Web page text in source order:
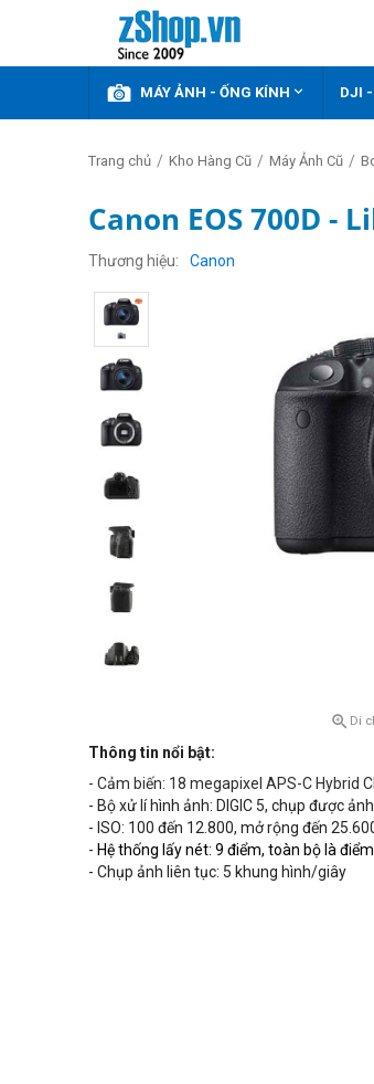
KHUYẾN MÃI
MÁY ẢNH - ỐNG KÍNH  DJI
Trang chủ / Kho Hàng Cũ / Máy Ảnh Cũ /
Canon EOS 700D -
Thương hiệu Canon
 Di
Thông tin nổi bật:
- Cảm biến: 18 megapixel APS-C Hybrid
- Bộ xử lí hình ảnh: DIGIC 5, chụp được
- ISO: 100 đến 12.800, mở rộng đến
- Hệ thống lấy nét: 9 điểm, toàn bộ là
- Chụp ảnh liên tục: 5 khung hình/giây